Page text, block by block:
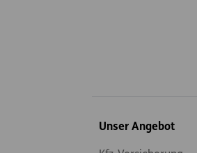
Inhaltsübersicht
Unser Angebot